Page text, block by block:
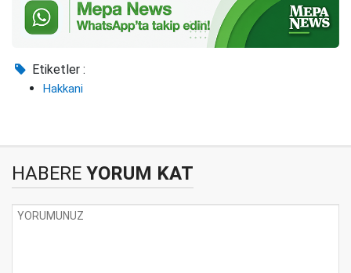
Etiketler :
Hakkani
HABERE YORUM KAT